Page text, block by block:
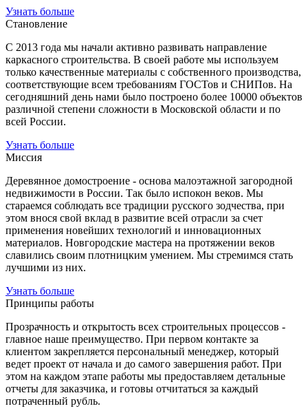
Узнать больше
Становление
С 2013 года мы начали активно развивать направление
каркасного строительства. В своей работе мы используем
только качественные материалы с собственного производства,
соответствующие всем требованиям ГОСТов и СНИПов. На
сегодняшний день нами было построено более 10000 объектов
различной степени сложности в Московской области и по
всей России.
Узнать больше
Миссия
Деревянное домостроение - основа малоэтажной загородной
недвижимости в России. Так было испокон веков. Мы
стараемся соблюдать все традиции русского зодчества, при
этом внося свой вклад в развитие всей отрасли за счет
применения новейших технологий и инновационных
материалов. Новгородские мастера на протяжении веков
славились своим плотницким умением. Мы стремимся стать
лучшими из них.
Узнать больше
Принципы работы
Прозрачность и открытость всех строительных процессов -
главное наше преимущество. При первом контакте за
клиентом закрепляется персональный менеджер, который
ведет проект от начала и до самого завершения работ. При
этом на каждом этапе работы мы предоставляем детальные
отчеты для заказчика, и готовы отчитаться за каждый
потраченный рубль.